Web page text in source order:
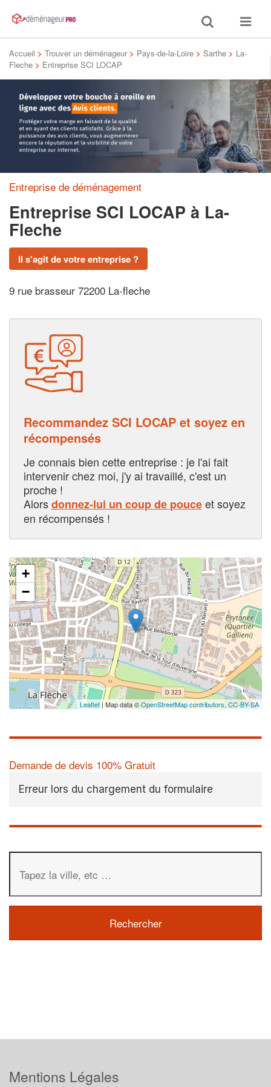
Toggle
search
Toggle
Accueil > Trouver un déménageur > Pays-de-la-Loire > Sarthe > La-
Fleche > Entreprise SCI LOCAP
Entreprise de déménagement
Entreprise SCI LOCAP à La-
Fleche
Il s'agit de votre entreprise ?
9 rue brasseur 72200 La-fleche
Recommandez SCI LOCAP et soyez en
récompensés
Je connais bien cette entreprise : je l'ai fait
intervenir chez moi, j'y ai travaillé, c'est un
proche !
Alorsdonnez-lui un coup de pouceet soyez
en récompensés !
+
−
Leaflet| Map data ©OpenStreetMap contributors, CC-BY-SA
Demande de devis 100% Gratuit
Erreur lors du chargement du formulaire
Mentions Légales